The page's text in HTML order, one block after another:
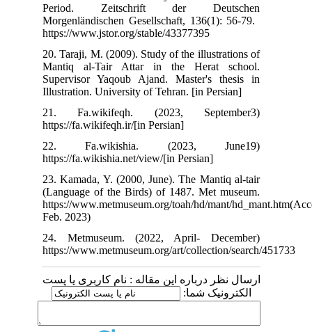
Period. Zeitschrift der Deutschen
Morgenländischen Gesellschaft, 136(1): 56-79.‬ ‬‬
https://www.jstor.org/stable/43377395
20. Taraji, M. (2009). Study of the illustrations of
Mantiq al-Tair Attar in the Herat school.
Supervisor Yaqoub Ajand. Master's thesis in
Illustration. University of Tehran. [in Persian]
21. Fa.wikifeqh. (2023, September3)
https://fa.wikifeqh.ir/[in Persian]
22. Fa.wikishia. (2023, June19)
https://fa.wikishia.net/view/[in Persian]
23. Kamada, Y. (2000, June). The Mantiq al-tair
(Language of the Birds) of 1487. Met museum.
https://www.metmuseum.org/toah/hd/mant/
Feb. 2023)
24. Metmuseum. (2022, April- December)
https://www.metmuseum.org/art/collection/search/
ارسال نظر درباره این مقاله : نام کاربری یا پست
الکترونیک شما: